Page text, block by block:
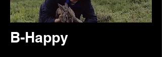
B-Happy